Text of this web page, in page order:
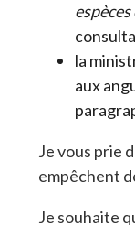
la
aux
Je vous prie
empêchent
Je souhaite